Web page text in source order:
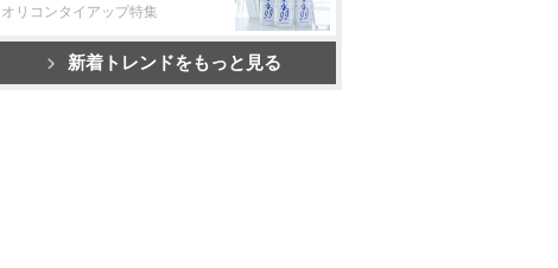
オリコンタイアップ特集
新着トレンドをもっと見る